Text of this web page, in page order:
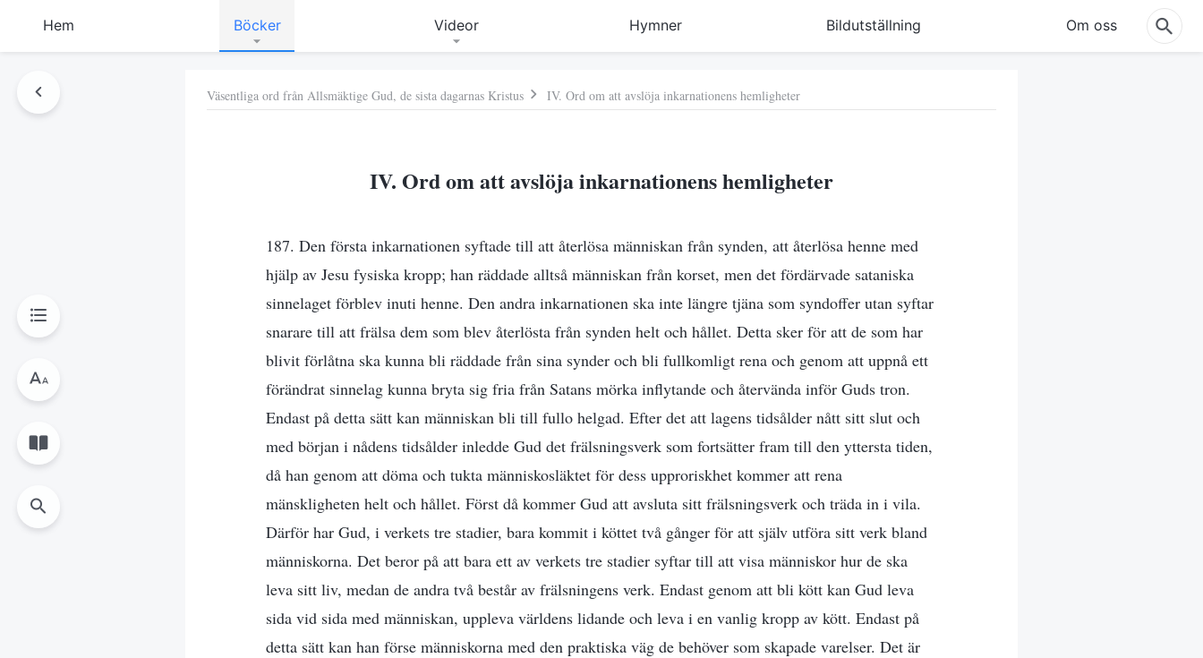
Hem Böcker Videor Hymner Bildutställning Om oss
Väsentliga ord från Allsmäktige Gud, de sista dagarnas Kristus IV. Ord om att avslöja inkarnationens hemligheter
IV. Ord om att avslöja inkarnationens hemligheter
187. Den första inkarnationen syftade till att återlösa människan från synden, att återlösa henne med
hjälp av Jesu fysiska kropp; han räddade alltså människan från korset, men det fördärvade sataniska
sinnelaget förblev inuti henne. Den andra inkarnationen ska inte längre tjäna som syndoffer utan syftar
snarare till att frälsa dem som blev återlösta från synden helt och hållet. Detta sker för att de som har
blivit förlåtna ska kunna bli räddade från sina synder och bli fullkomligt rena och genom att uppnå ett
förändrat sinnelag kunna bryta sig fria från Satans mörka inflytande och återvända inför Guds tron.
Endast på detta sätt kan människan bli till fullo helgad. Efter det att lagens tidsålder nått sitt slut och
med början i nådens tidsålder inledde Gud det frälsningsverk som fortsätter fram till den yttersta tiden,
då han genom att döma och tukta människosläktet för dess upproriskhet kommer att rena
mänskligheten helt och hållet. Först då kommer Gud att avsluta sitt frälsningsverk och träda in i vila.
Därför har Gud, i verkets tre stadier, bara kommit i köttet två gånger för att själv utföra sitt verk bland
människorna. Det beror på att bara ett av verkets tre stadier syftar till att visa människor hur de ska
leva sitt liv, medan de andra två består av frälsningens verk. Endast genom att bli kött kan Gud leva
sida vid sida med människan, uppleva världens lidande och leva i en vanlig kropp av kött. Endast på
detta sätt kan han förse människorna med den praktiska väg de behöver som skapade varelser. Det är